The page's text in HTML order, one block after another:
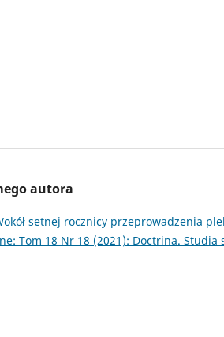
autora
setnej rocznicy przeprowadzenia
Tom 18 Nr 18 (2021): Doctrina. Studia